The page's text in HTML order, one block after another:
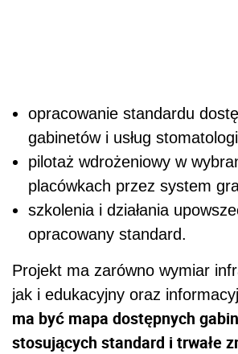
opracowanie standardu
gabinetów i usług
pilotaż wdrożeniowy w
placówkach przez system
szkolenia i działania
opracowany standard.
Projekt ma zarówno wymiar
jak i edukacyjny oraz
ma być mapa dostępnych
stosujących standard i trwałe